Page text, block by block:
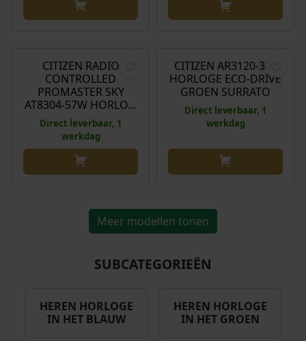
CITIZEN RADIO
CONTROLLED
PROMASTER SKY
AT8304-57W HORLO…
Direct leverbaar, 1
werkdag
CITIZEN AR3120-32X
HORLOGE ECO-DRIVE
GROEN SURRATO
Direct leverbaar, 1
werkdag
Meer modellen tonen
SUBCATEGORIEËN
HEREN HORLOGE
IN HET BLAUW
HEREN HORLOGE
IN HET GROEN